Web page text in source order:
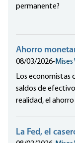
permanente?
Ahorro
08/03/2026•
Los economistas
saldos de
realidad, el
La Fed, el